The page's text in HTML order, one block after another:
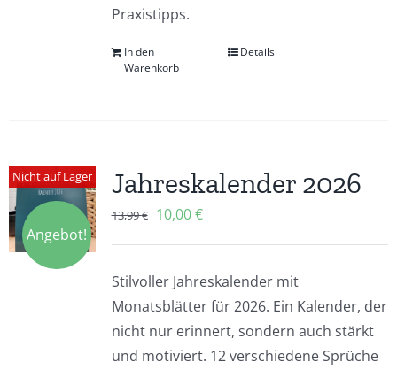
Praxistipps.
In den
Warenkorb
Details
Nicht auf Lager
Angebot!
Jahreskalender 2026
13,99€ Ursprünglicher
13,99 €
10,00€Aktueller
10,00 €.
Stilvoller Jahreskalender mit
Monatsblätter für 2026. Ein Kalender, der
nicht nur erinnert, sondern auch stärkt
und motiviert. 12 verschiedene Sprüche